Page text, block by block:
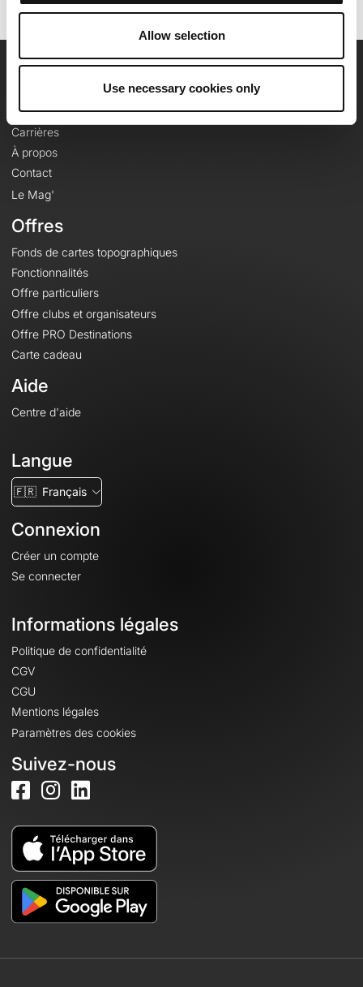
Allow selection
Use necessary cookies only
OpenRunner
Equipe
Carrières
À propos
Contact
Le Mag'
Offres
Fonds de cartes topographiques
Fonctionnalités
Offre particuliers
Offre clubs et organisateurs
Offre PRO Destinations
Carte cadeau
Aide
Centre d'aide
Langue
🇫🇷 Français
Connexion
Créer un compte
Se connecter
Informations légales
Politique de confidentialité
CGV
CGU
Mentions légales
Paramètres des cookies
Suivez-nous